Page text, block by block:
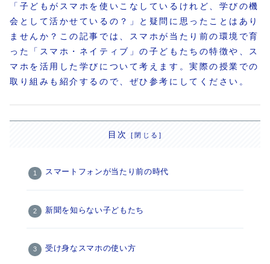
「子どもがスマホを使いこなしているけれど、学びの機
会として活かせているの？」と疑問に思ったことはあり
ませんか？この記事では、スマホが当たり前の環境で育
った「スマホ・ネイティブ」の子どもたちの特徴や、ス
マホを活用した学びについて考えます。実際の授業での
取り組みも紹介するので、ぜひ参考にしてください。
目次
スマートフォンが当たり前の時代
新聞を知らない子どもたち
受け身なスマホの使い方